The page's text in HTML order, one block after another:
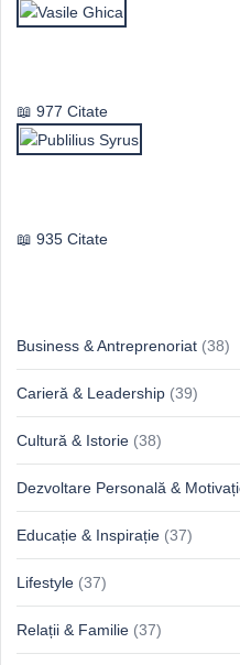
977 Citate
935 Citate
Business & Antreprenoriat (38)
Carieră & Leadership (39)
Cultură & Istorie (38)
Dezvoltare Personală &
Educație & Inspirație (37)
Lifestyle (37)
Relații & Familie (37)